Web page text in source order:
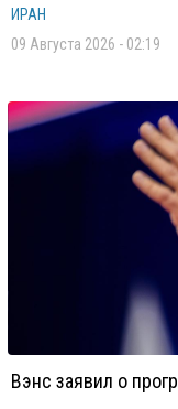
ИРАН
09 Августа 2026 - 02:19
Вэнс заявил о